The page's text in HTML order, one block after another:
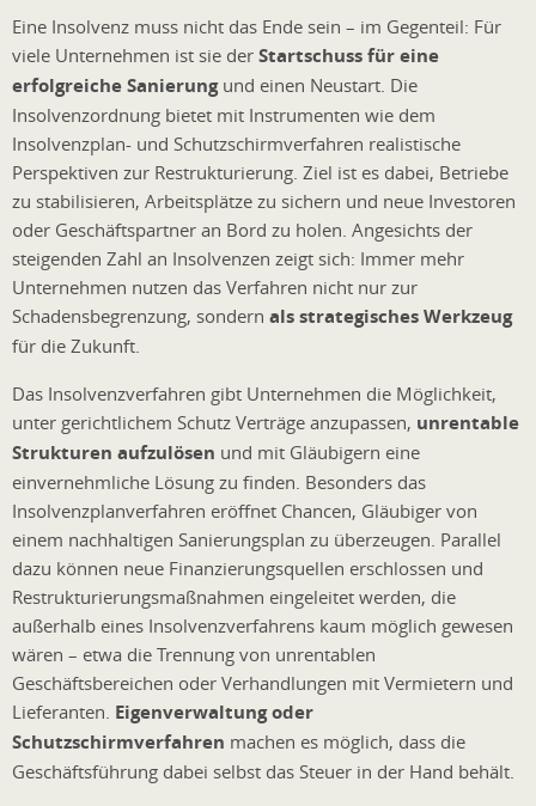
Eine Insolvenz muss nicht das Ende sein – im Gegenteil: Für
viele Unternehmen ist sie der Startschuss für eine
erfolgreiche Sanierungund einen Neustart. Die
Insolvenzordnung bietet mit Instrumenten wie dem
Insolvenzplan- und Schutzschirmverfahren realistische
Perspektiven zur Restrukturierung. Ziel ist es dabei, Betriebe
zu stabilisieren, Arbeitsplätze zu sichern und neue Investoren
oder Geschäftspartner an Bord zu holen. Angesichts der
steigenden Zahl an Insolvenzen zeigt sich: Immer mehr
Unternehmen nutzen das Verfahren nicht nur zur
Schadensbegrenzung, sondern als strategisches Werkzeug
für die Zukunft.
Das Insolvenzverfahren gibt Unternehmen die Möglichkeit,
unter gerichtlichem Schutz Verträge anzupassen, unrentable
Strukturen aufzulösen und mit Gläubigern eine
einvernehmliche Lösung zu finden. Besonders das
Insolvenzplanverfahren eröffnet Chancen, Gläubiger von
einem nachhaltigen Sanierungsplan zu überzeugen. Parallel
dazu können neue Finanzierungsquellen erschlossen und
Restrukturierungsmaßnahmen eingeleitet werden, die
außerhalb eines Insolvenzverfahrens kaum möglich gewesen
wären – etwa die Trennung von unrentablen
Geschäftsbereichen oder Verhandlungen mit Vermietern und
Lieferanten. Eigenverwaltung oder
Schutzschirmverfahren machen es möglich, dass die
Geschäftsführung dabei selbst das Steuer in der Hand behält.